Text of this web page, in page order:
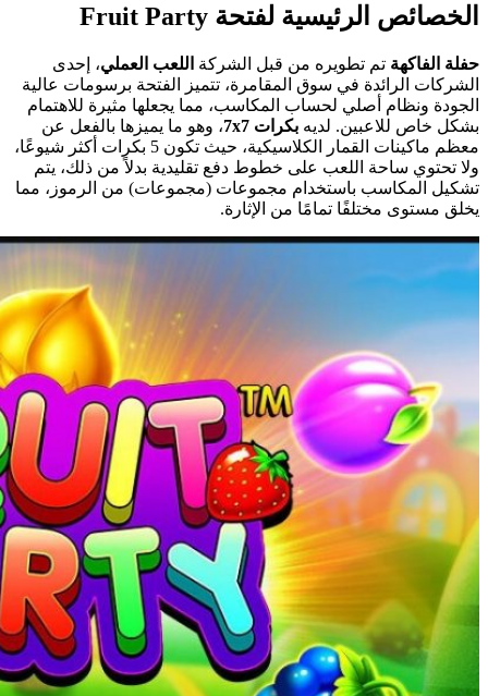
الخصائص الرئيسية لفتحة Fruit Party
حفلة الفاكهة تم تطويره من قبل الشركة اللعب العملي، إحدى
الشركات الرائدة في سوق المقامرة، تتميز الفتحة برسومات عالية
الجودة ونظام أصلي لحساب المكاسب، مما يجعلها مثيرة للاهتمام
بشكل خاص للاعبين. لديه بكرات 7x7
، وهو ما يميزها بالفعل عن
معظم ماكينات القمار الكلاسيكية، حيث تكون 5 بكرات أكثر شيوعًا،
ولا تحتوي ساحة اللعب على خطوط دفع تقليدية بدلاً من ذلك، يتم
تشكيل المكاسب باستخدام مجموعات (مجموعات) من الرموز، مما
يخلق مستوى مختلفًا تمامًا من الإثارة.